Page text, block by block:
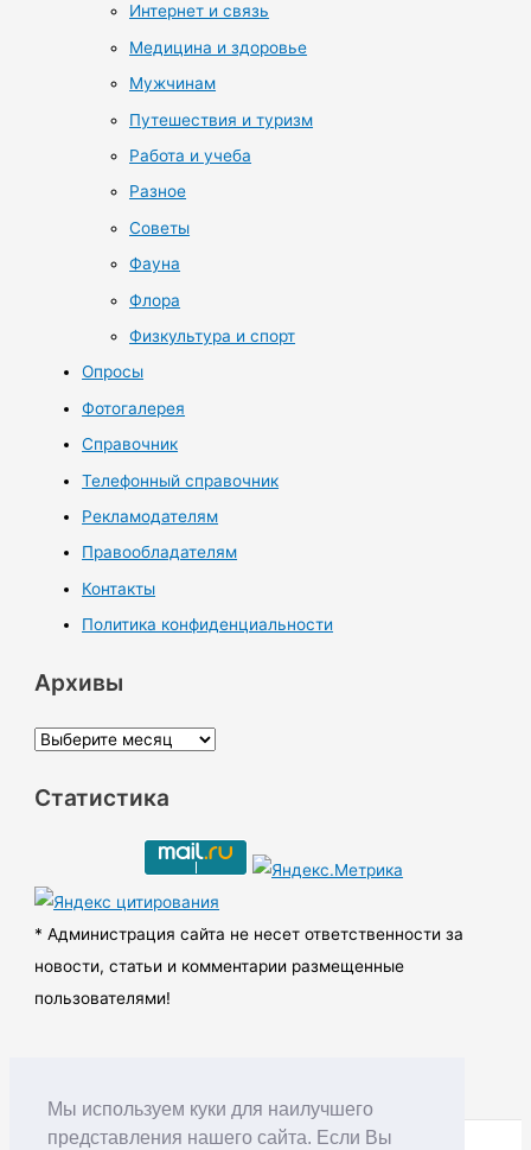
Мы используем куки для наилучшего
представления нашего сайта. Если Вы
Интернет и связь
Медицина и здоровье
Мужчинам
Путешествия и туризм
Работа и учеба
Разное
Советы
Фауна
Флора
Физкультура и спорт
Опросы
Фотогалерея
Справочник
Телефонный справочник
Рекламодателям
Правообладателям
Контакты
Политика конфиденциальности
Архивы
А
х
ы
Статистика
* Администрация сайта не несет ответственности за
новости, статьи и комментарии размещенные
пользователями!